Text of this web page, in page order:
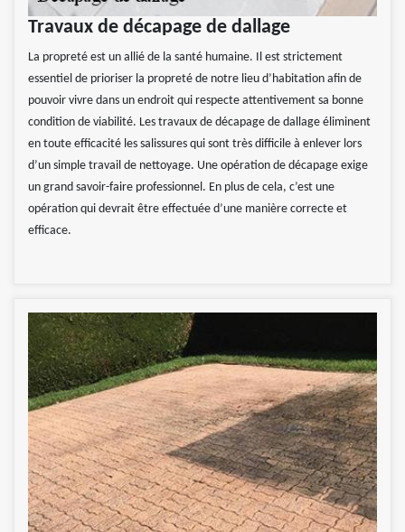
Travaux de décapage de dallage
La propreté est un allié de la santé humaine. Il est strictement
essentiel de prioriser la propreté de notre lieu d’habitation afin de
pouvoir vivre dans un endroit qui respecte attentivement sa bonne
condition de viabilité. Les travaux de décapage de dallage éliminent
en toute efficacité les salissures qui sont très difficile à enlever lors
d’un simple travail de nettoyage. Une opération de décapage exige
un grand savoir-faire professionnel. En plus de cela, c’est une
opération qui devrait être effectuée d’une manière correcte et
efficace.